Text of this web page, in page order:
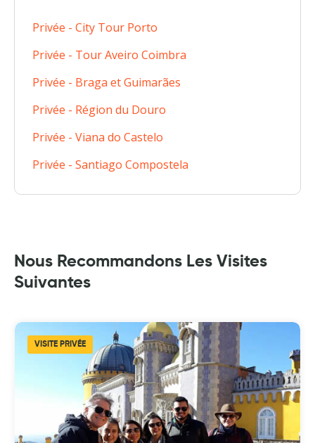
Privée - City Tour Porto
Privée - Tour Aveiro Coimbra
Privée - Braga et Guimarães
Privée - Région du Douro
Privée - Viana do Castelo
Privée - Santiago Compostela
Nous Recommandons Les Visites
Suivantes
VISITE PRIVÉE